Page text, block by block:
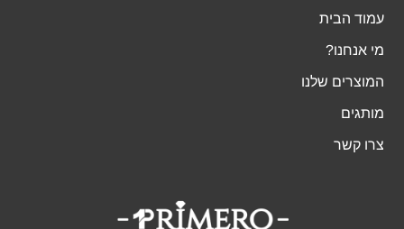
עמוד הבית
מי אנחנו?
המוצרים שלנו
מותגים
צרו קשר